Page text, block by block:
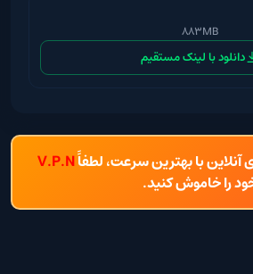
883MB
دانلود با لینک مستقیم
آنلاین با بهترین سرعت، لطفاًV.P.N
را خاموش کنید.